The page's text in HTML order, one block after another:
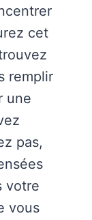
cet
remplir
une
pas,
votre
vous